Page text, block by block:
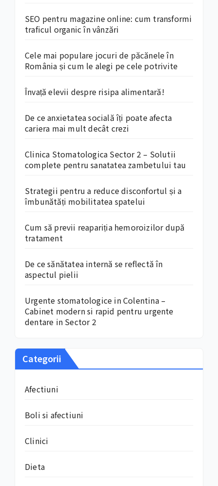
SEO pentru magazine online: cum transformi
traficul organic în vânzări
Cele mai populare jocuri de păcănele în
România și cum le alegi pe cele potrivite
Învață elevii despre risipa alimentară!
De ce anxietatea socială îți poate afecta
cariera mai mult decât crezi
Clinica Stomatologica Sector 2 – Solutii
complete pentru sanatatea zambetului tau
Strategii pentru a reduce disconfortul și a
îmbunătăți mobilitatea spatelui
Cum să previi reapariția hemoroizilor după
tratament
De ce sănătatea internă se reflectă în
aspectul pielii
Urgente stomatologice in Colentina –
Cabinet modern si rapid pentru urgente
dentare in Sector 2
Categorii
Afectiuni
Boli si afectiuni
Clinici
Dieta